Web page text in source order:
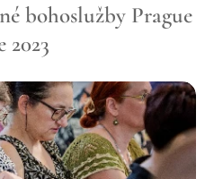
bohoslužby Prague
2023